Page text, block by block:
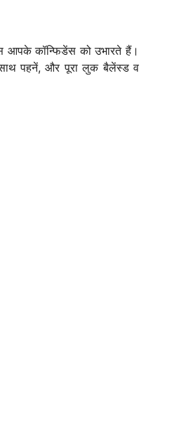
आपके कॉन्फिडेंस को उभारते हैं।
पहनें, और पूरा लुक बैलेंस्ड व